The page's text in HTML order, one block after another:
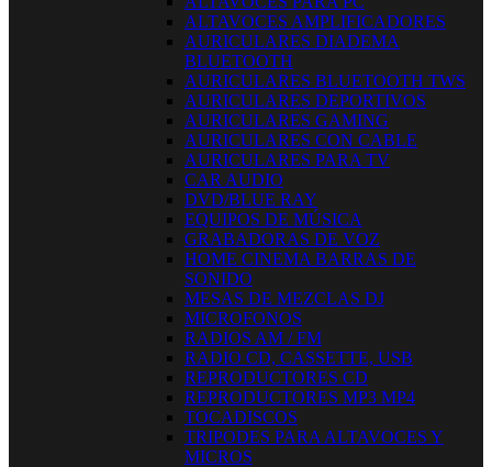
ALTAVOCES AMPLIFICADORES
AURICULARES DIADEMA
BLUETOOTH
AURICULARES BLUETOOTH TWS
AURICULARES DEPORTIVOS
AURICULARES GAMING
AURICULARES CON CABLE
AURICULARES PARA TV
CAR AUDIO
DVD/BLUE RAY
EQUIPOS DE MÚSICA
GRABADORAS DE VOZ
HOME CINEMA BARRAS DE
SONIDO
MESAS DE MEZCLAS DJ
MICROFONOS
RADIOS AM / FM
RADIO CD, CASSETTE, USB
REPRODUCTORES CD
REPRODUCTORES MP3 MP4
TOCADISCOS
TRIPODES PARA ALTAVOCES Y
MICROS